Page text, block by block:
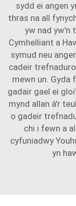
sydd ei angen
thras na all
yw nad yw'n
Cymhelliant a
symud neu
cadeir
mewn un. Gyda
gadair gael ei
mynd allan â'r
o gadeir
chi i fewn a
cyfuniadwy
yn